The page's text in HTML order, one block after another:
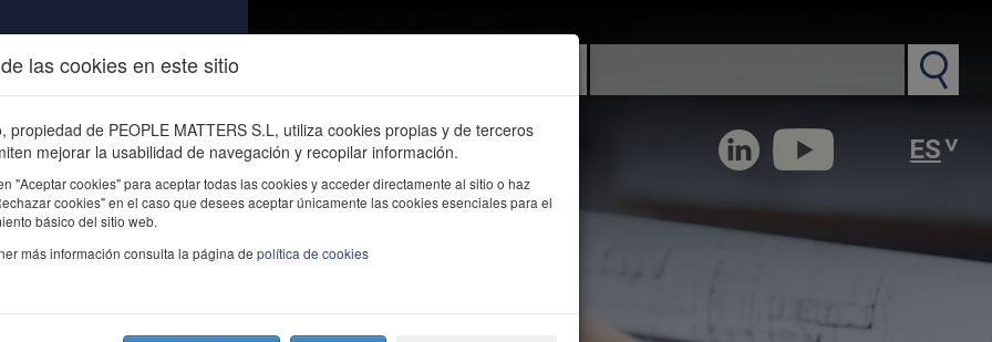
ÚNETE CONTACTO
las cookies en este sitio
propiedad de PEOPLE MATTERS S.L, utiliza cookies propias y de terceros
mejorar la usabilidad de navegación y recopilar información.
"Aceptar cookies" para aceptar todas las cookies y acceder directamente al sitio o haz
cookies" en el caso que desees aceptar únicamente las cookies esenciales para el
básico del sitio web.
más información consulta la página de política de cookies